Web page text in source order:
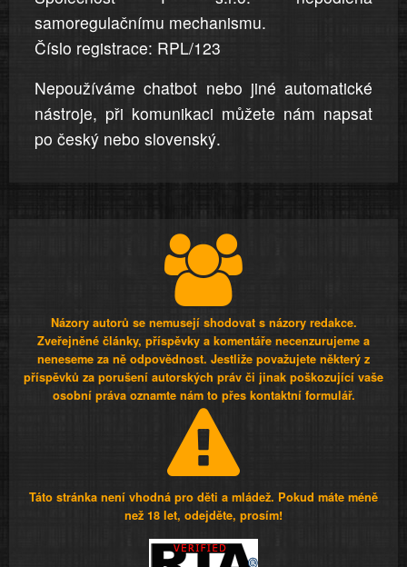
samoregulačnímu mechanismu.
Číslo registrace: RPL/123
Nepoužíváme chatbot nebo jiné automatické
nástroje, při komunikaci můžete nám napsat
po český nebo slovenský.
Názory autorů se nemusejí shodovat s názory redakce.
Zveřejněné články, příspěvky a komentáře necenzurujeme a
neneseme za ně odpovědnost. Jestliže považujete některý z
příspěvků za porušení autorských práv či jinak poškozující vaše
osobní práva oznamte nám to přes kontaktní formulář.
Táto stránka není vhodná pro děti a mládež. Pokud máte méně
než 18 let, odejděte, prosím!